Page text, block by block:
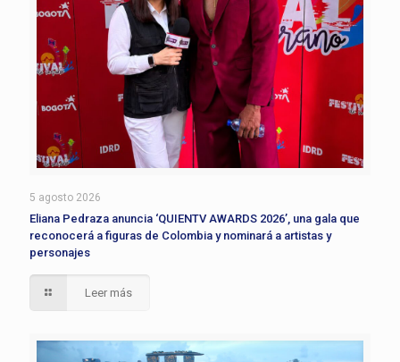
5 agosto 2026
Eliana Pedraza anuncia ‘QUIENTV AWARDS 2026’, una gala que
reconocerá a figuras de Colombia y nominará a artistas y
personajes
Leer más